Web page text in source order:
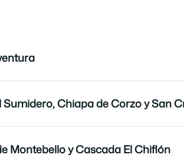
Chiapa de Corzo y San
Montebello y Cascada El Chiflón